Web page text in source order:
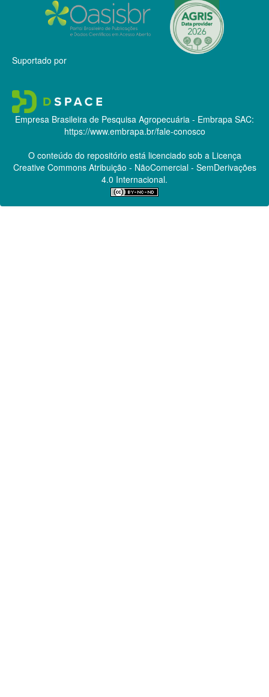
Suportado por
Empresa Brasileira de Pesquisa Agropecuária - Embrapa SAC:
https://www.embrapa.br/fale-conosco
O conteúdo do repositório está licenciado sob a Licença
Creative CommonsAtribuição - NãoComercial - SemDerivações
4.0 Internacional.